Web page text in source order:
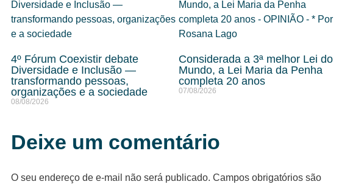
4º Fórum Coexistir debate
Diversidade e Inclusão —
transformando pessoas,
organizações e a sociedade
08/08/2026
Considerada a 3ª melhor Lei do
Mundo, a Lei Maria da Penha
completa 20 anos
07/08/2026
Deixe um comentário
O seu endereço de e-mail não será publicado. Campos obrigatórios são